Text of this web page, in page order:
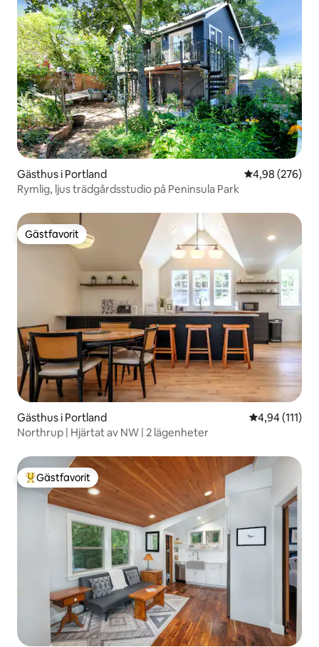
Gästhus i Portland 4,98 av 5 i
4,98 (276)
Rymlig, ljus trädgårdsstudio på Peninsula Park
Gästfavorit
Gästfavorit
Gästhus i Portland 4,94 av 5 i
4,94 (111)
Northrup | Hjärtat av NW | 2 lägenheter
Populär gästfavorit
Gästfavorit